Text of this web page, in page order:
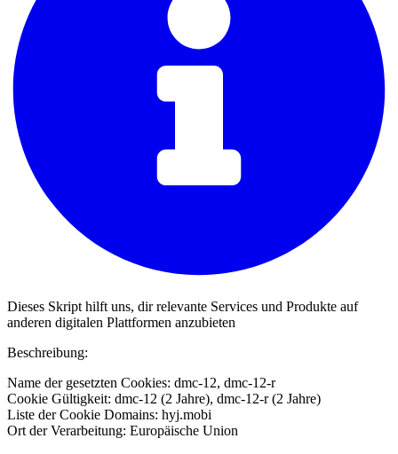
Dieses Skript hilft uns, dir relevante Services und Produkte auf
anderen digitalen Plattformen anzubieten
Beschreibung:
Name der gesetzten Cookies: dmc-12, dmc-12-r
Cookie Gültigkeit: dmc-12 (2 Jahre), dmc-12-r (2 Jahre)
Liste der Cookie Domains: hyj.mobi
Ort der Verarbeitung: Europäische Union